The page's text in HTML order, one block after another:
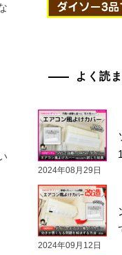
よく読
2024年08月29日
2024年09月12日